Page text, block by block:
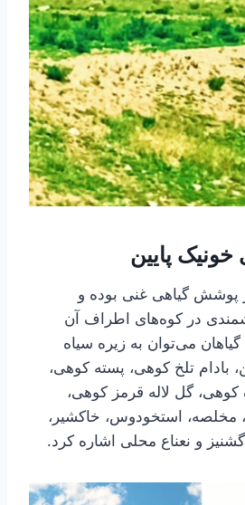
پایین
پوشش گیاهی غنی بوده و
در کوه‌های اطراف آن
می‌توان به زیره سیاه
بادام تلخ کوهی، پسته کوهی،
کوهی، گل لاله قرمز کوهی،
مخلصه، استخودوس، خاکشیر،
و نعناع محلی اشاره کرد.